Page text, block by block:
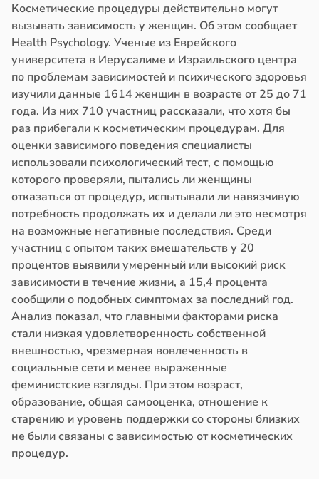
Косметические процедуры действительно могут
вызывать зависимость у женщин. Об этом сообщает
Health Psychology. Ученые из Еврейского
университета в Иерусалиме и Израильского центра
по проблемам зависимостей и психического здоровья
изучили данные 1614 женщин в возрасте от 25 до 71
года. Из них 710 участниц рассказали, что хотя бы
раз прибегали к косметическим процедурам. Для
оценки зависимого поведения специалисты
использовали психологический тест, с помощью
которого проверяли, пытались ли женщины
отказаться от процедур, испытывали ли навязчивую
потребность продолжать их и делали ли это несмотря
на возможные негативные последствия. Среди
участниц с опытом таких вмешательств у 20
процентов выявили умеренный или высокий риск
зависимости в течение жизни, а 15,4 процента
сообщили о подобных симптомах за последний год.
Анализ показал, что главными факторами риска
стали низкая удовлетворенность собственной
внешностью, чрезмерная вовлеченность в
социальные сети и менее выраженные
феминистские взгляды. При этом возраст,
образование, общая самооценка, отношение к
старению и уровень поддержки со стороны близких
не были связаны с зависимостью от косметических
процедур.